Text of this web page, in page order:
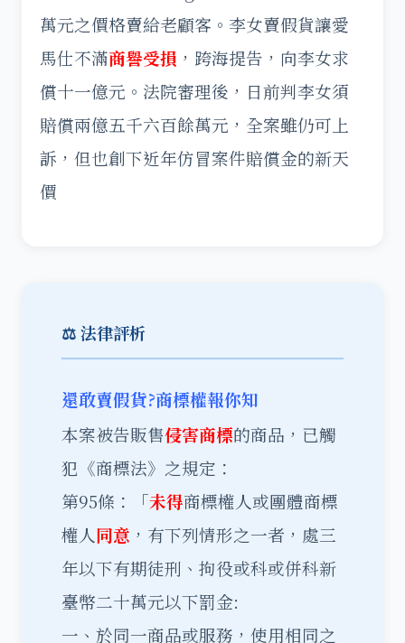
萬元之價格賣給老顧客。李女賣假貨讓愛
馬仕不滿商譽受損 ，跨海提告，向李女求
償十一億元。法院審理後，日前判李女須
賠償兩億五千六百餘萬元，全案雖仍可上
訴，但也創下近年仿冒案件賠償金的新天
價
⚖️ 法律評析
還敢賣假貨?商標權報你知
本案被告販售侵害商標的商品，已觸
犯《商標法》之規定：
第95條：「未得商標權人或團體商標
權人同意 ，有下列情形之一者，處三
年以下有期徒刑、拘役或科或併科新
臺幣二十萬元以下罰金:
一、於同一商品或服務，使用相同之